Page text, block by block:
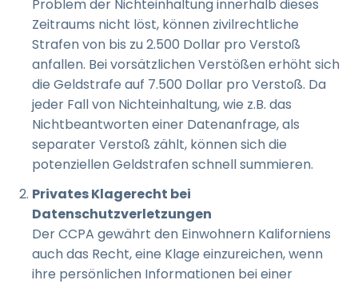
Problem der Nichteinhaltung innerhalb dieses
Zeitraums nicht löst, können zivilrechtliche
Strafen von bis zu 2.500 Dollar pro Verstoß
anfallen. Bei vorsätzlichen Verstößen erhöht sich
die Geldstrafe auf 7.500 Dollar pro Verstoß. Da
jeder Fall von Nichteinhaltung, wie z.B. das
Nichtbeantworten einer Datenanfrage, als
separater Verstoß zählt, können sich die
potenziellen Geldstrafen schnell summieren.
Privates Klagerecht bei
Datenschutzverletzungen
Der CCPA gewährt den Einwohnern Kaliforniens
auch das Recht, eine Klage einzureichen, wenn
ihre persönlichen Informationen bei einer